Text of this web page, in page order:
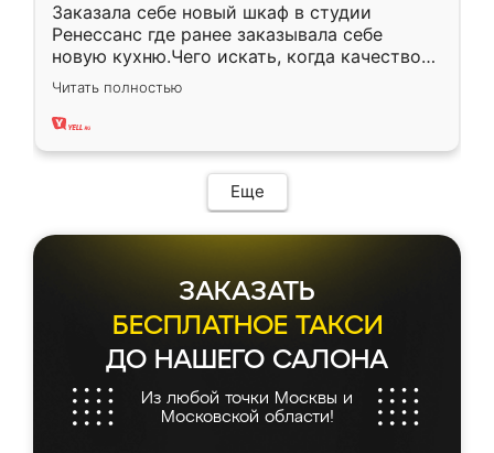
Заказала себе новый шкаф в студии
Ренессанс где ранее заказывала себе
новую кухню.Чего искать, когда качеством
вполне довольна. Служит кухня уже почти
два года, нареканий нет.
Читать полностью
Еще
ЗАКАЗАТЬ
БЕСПЛАТНОЕ ТАКСИ
ДО НАШЕГО САЛОНА
Из любой точки Москвы и
Московской области!